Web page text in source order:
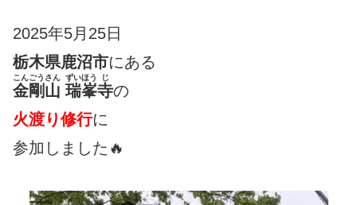
2025年5月25日
栃木県鹿沼市にある
金剛山
こんごうさん
瑞峯
ずいほう
寺
じ
の
火渡り修行に
参加しました🔥